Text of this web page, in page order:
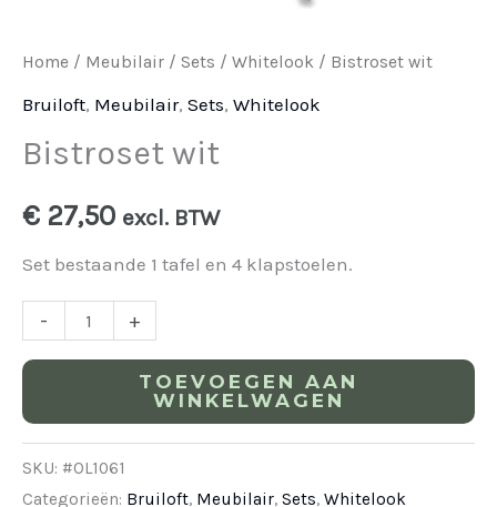
Home / Meubilair / Sets / Whitelook / Bistroset wit
Bruiloft, Meubilair, Sets, Whitelook
Bistroset wit
€ 27,50 excl. BTW
Set bestaande 1 tafel en 4 klapstoelen.
- +
TOEVOEGEN AAN
WINKELWAGEN
SKU: #OL1061
Categorieën: Bruiloft, Meubilair, Sets, Whitelook